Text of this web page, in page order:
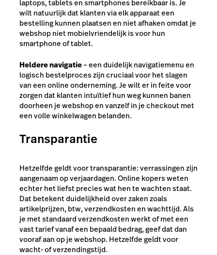
laptops, tablets en smartphones bereikbaar is. Je
wilt natuurlijk dat klanten via elk apparaat een
bestelling kunnen plaatsen en niet afhaken omdat je
webshop niet mobielvriendelijk is voor hun
smartphone of tablet.
Heldere navigatie– een duidelijk navigatiemenu en
logisch bestelproces zijn cruciaal voor het slagen
van een online onderneming. Je wilt er in feite voor
zorgen dat klanten intuïtief hun weg kunnen banen
doorheen je webshop en vanzelf in je checkout met
een volle winkelwagen belanden.
Transparantie
Hetzelfde geldt voor transparantie: verrassingen zijn
aangenaam op verjaardagen. Online kopers weten
echter het liefst precies wat hen te wachten staat.
Dat betekent duidelijkheid over zaken zoals
artikelprijzen, btw, verzendkosten en wachttijd. Als
je met standaard verzendkosten werkt of met een
vast tarief vanaf een bepaald bedrag, geef dat dan
vooraf aan op je webshop. Hetzelfde geldt voor
wacht- of verzendingstijd.